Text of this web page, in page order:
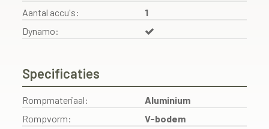
Aantal accu's:
1
Dynamo:
Specificaties
Rompmateriaal:
Aluminium
Rompvorm:
V-bodem